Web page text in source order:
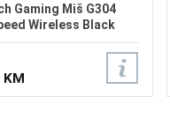
Gaming Miš G304
Wireless Black
KM